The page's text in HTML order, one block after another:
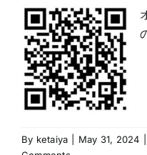
By ketaiya May 31, 2024